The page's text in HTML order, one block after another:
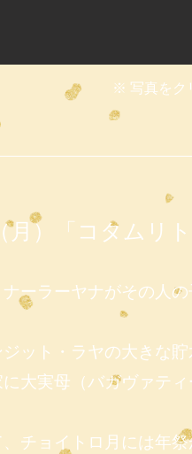
※ 写真を
月）「コタムリ
ーラーヤナがその人
ット・ラヤの大きな貯
大実母（バガヴァテ
チョイトロ月には年祭